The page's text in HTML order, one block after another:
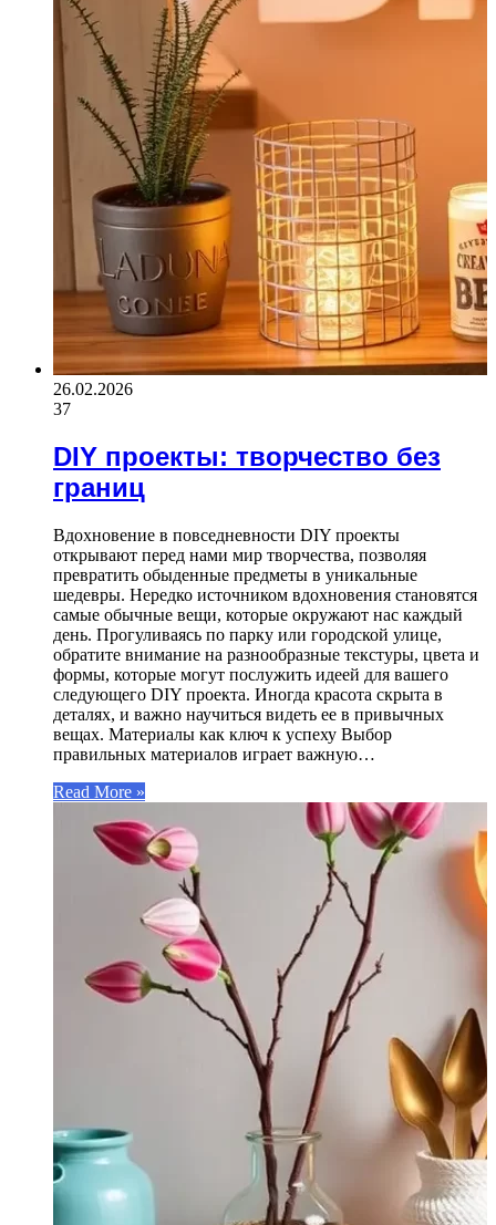
26.02.2026
37
DIY проекты: творчество без
границ
Вдохновение в повседневности DIY проекты
открывают перед нами мир творчества, позволяя
превратить обыденные предметы в уникальные
шедевры. Нередко источником вдохновения становятся
самые обычные вещи, которые окружают нас каждый
день. Прогуливаясь по парку или городской улице,
обратите внимание на разнообразные текстуры, цвета и
формы, которые могут послужить идеей для вашего
следующего DIY проекта. Иногда красота скрыта в
деталях, и важно научиться видеть ее в привычных
вещах. Материалы как ключ к успеху Выбор
правильных материалов играет важную…
Read More »